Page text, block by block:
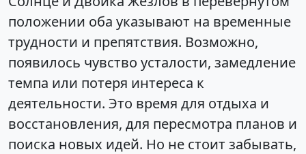
положении оба указывают на временные
трудности и препятствия. Возможно,
появилось чувство усталости, замедление
темпа или потеря интереса к
деятельности. Это время для отдыха и
восстановления, для пересмотра планов и
поиска новых идей. Но не стоит забывать,